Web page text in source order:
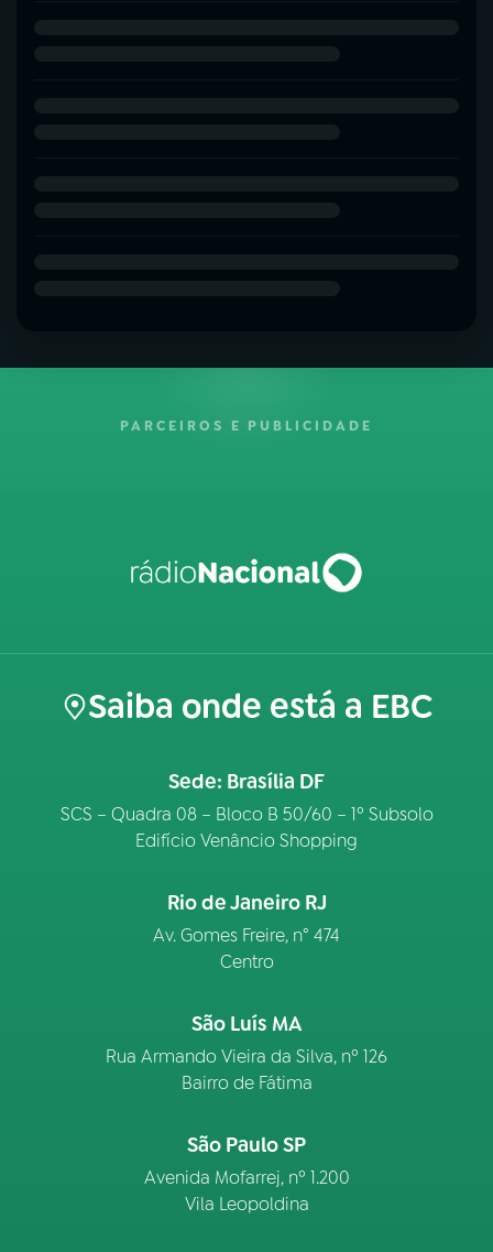
PARCEIROS E PUBLICIDADE
Saiba onde está a EBC
Sede: Brasília DF
SCS – Quadra 08 – Bloco B 50/60 – 1º Subsolo
Edifício Venâncio Shopping
Rio de Janeiro RJ
Av. Gomes Freire, n° 474
Centro
São Luís MA
Rua Armando Vieira da Silva, nº 126
Bairro de Fátima
São Paulo SP
Avenida Mofarrej, nº 1.200
Vila Leopoldina